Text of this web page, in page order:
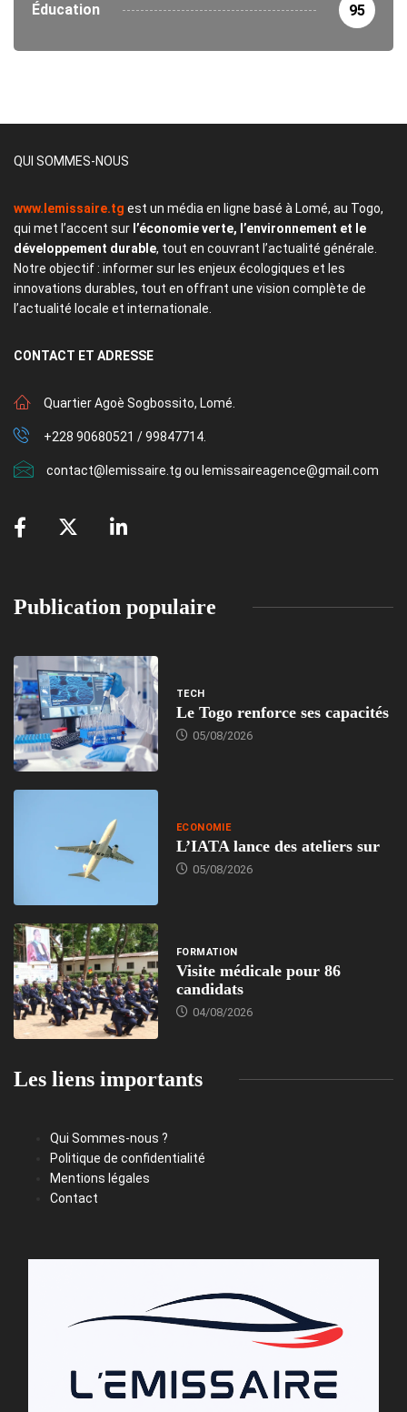
Éducation 95
QUI SOMMES-NOUS
www.lemissaire.tg est un média en ligne basé à Lomé, au Togo,
qui met l’accent sur l’économie verte, l’environnement et le
développement durable, tout en couvrant l’actualité générale.
Notre objectif : informer sur les enjeux écologiques et les
innovations durables, tout en offrant une vision complète de
l’actualité locale et internationale.
CONTACT ET ADRESSE
Quartier Agoè Sogbossito, Lomé.
+228 90680521 / 99847714.
contact@lemissaire.tg ou lemissaireagence@gmail.com
Publication populaire
TECH
Le Togo renforce ses capacités
05/08/2026
ECONOMIE
L’IATA lance des ateliers sur
05/08/2026
FORMATION
Visite médicale pour 86
candidats
04/08/2026
Les liens importants
Qui Sommes-nous ?
Politique de confidentialité
Mentions légales
Contact